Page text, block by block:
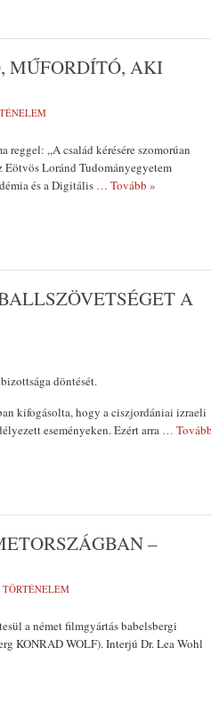
MŰFORDÍTÓ, AKI
reggel: „A család kérésére szomorúan
Loránd Tudományegyetem
és a Digitális … Tovább »
A
döntését.
kifogásolta, hogy a ciszjordániai izraeli
eseményeken. Ezért arra …
–
TÖRTÉNELEM
a német filmgyártás babelsbergi
KONRAD WOLF). Interjú Dr. Lea Wohl